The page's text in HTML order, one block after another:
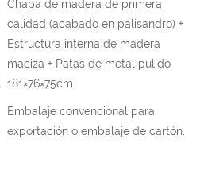
Chapa de madera de primera
calidad (acabado en palisandro) +
Estructura interna de madera
maciza + Patas de metal pulido
181×76×75cm
Embalaje convencional para
exportación o embalaje de cartón.